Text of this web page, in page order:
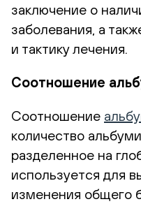
заключение о
заболевания, а
и тактику лечения.
Соотношение
Соотношение
количество
разделенное на
используется для
изменения общего